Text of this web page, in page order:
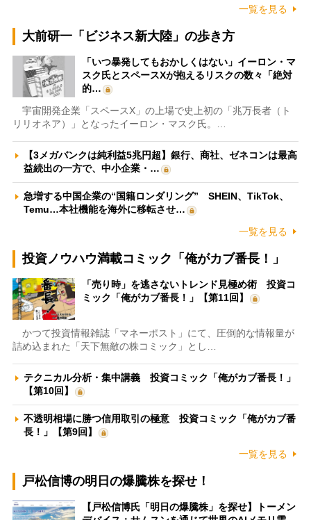
一覧を見る
大前研一「ビジネス新大陸」の歩き方
「いつ暴発してもおかしくはない」イーロン・マ
スク氏とスペースXが抱えるリスクの数々「絶対
的…
宇宙開発企業「スペースX」の上場で史上初の「兆万長者（ト
リリオネア）」となったイーロン・マスク氏。…
【3メガバンクは純利益5兆円超】銀行、商社、ゼネコンは最高
益続出の一方で、中小企業・…
急増する中国企業の“国籍ロンダリング” SHEIN、TikTok、
Temu…本社機能を海外に移転させ…
一覧を見る
投資ノウハウ満載コミック「俺がカブ番長！」
「売り時」を逃さないトレンド見極め術 投資コ
ミック「俺がカブ番長！」【第11回】
かつて投資情報雑誌「マネーポスト」にて、圧倒的な情報量が
詰め込まれた「天下無敵の株コミック」とし…
テクニカル分析・集中講義 投資コミック「俺がカブ番長！」
【第10回】
不透明相場に勝つ信用取引の極意 投資コミック「俺がカブ番
長！」【第9回】
一覧を見る
戸松信博の明日の爆騰株を探せ！
【戸松信博氏「明日の爆騰株」を探せ】トーメン